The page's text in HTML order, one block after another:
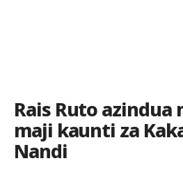
Rais Ruto azindua
maji kaunti za
Nandi